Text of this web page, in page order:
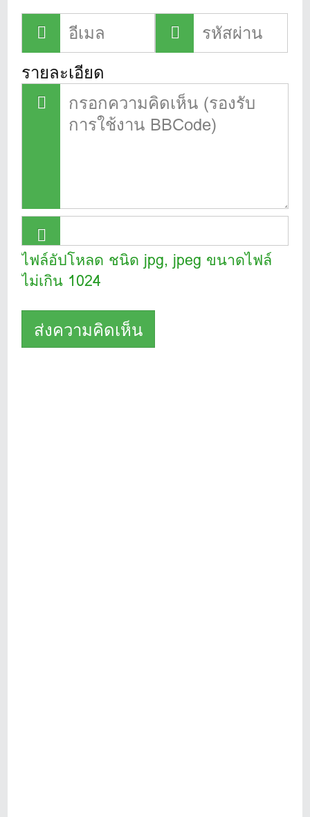
รายละเอียด
ไฟล์อัปโหลด ชนิด jpg, jpeg ขนาดไฟล์
ไม่เกิน 1024